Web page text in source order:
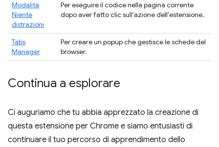
Modalità
Niente
distrazioni
Per eseguire il codice nella pagina corrente
dopo aver fatto clic sull'azione dell'estensione.
Tabs
Manager
Per creare un popup che gestisce le schede del
browser.
Continua a esplorare
Ci auguriamo che tu abbia apprezzato la creazione di
questa estensione per Chrome e siamo entusiasti di
continuare il tuo percorso di apprendimento dello